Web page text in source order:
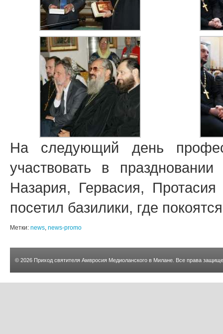
На следующий день
участвовать в
Назария, Гервасия,
посетил базилики, где
Метки: news, news-promo
© 2026 Приход святителя Амвросия Медиоланского в Милане . Все права